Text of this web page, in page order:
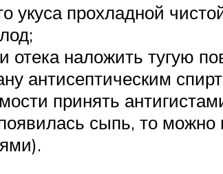
укуса прохладной
отека наложить тугую
антисептическим
принять
сыпь, то